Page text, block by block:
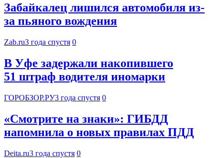
Забайкалец лишился автомобиля из-
за пьяного вождения
Zab.ru3 года спустя 0
В Уфе задержали накопившего
51 штраф водителя иномарки
ГОРОБЗОР.РУ3 года спустя 0
«Смотрите на знаки»: ГИБДД
напомнила о новых правилах ПДД
Deita.ru3 года спустя 0